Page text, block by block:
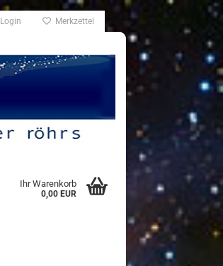
Login Merkzettel
Ihr Warenkorb
0,00 EUR